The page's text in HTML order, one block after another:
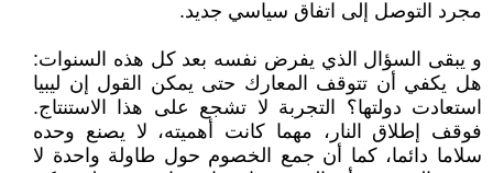
مجرد التوصل إلى اتفاق سياسي جديد.
و يبقى السؤال الذي يفرض نفسه بعد كل هذه السنوات:
هل يكفي أن تتوقف المعارك حتى يمكن القول إن ليبيا
استعادت دولتها؟ التجربة لا تشجع على هذا الاستنتاج.
فوقف إطلاق النار، مهما كانت أهميته، لا يصنع وحده
سلاما دائما، كما أن جمع الخصوم حول طاولة واحدة لا